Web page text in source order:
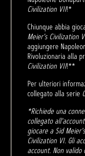
Civilization VII!*
Chiunque abbia
Meier's Civilization
aggiungere
Rivoluzionaria alla
Civilization VII!**
Per ulteriori
collegato alla serie
*Richiede una
collegato
giocare a Sid
Civilization VI. Gli
account. Non